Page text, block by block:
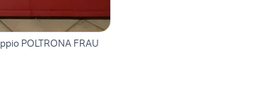
POLTRONA FRAU